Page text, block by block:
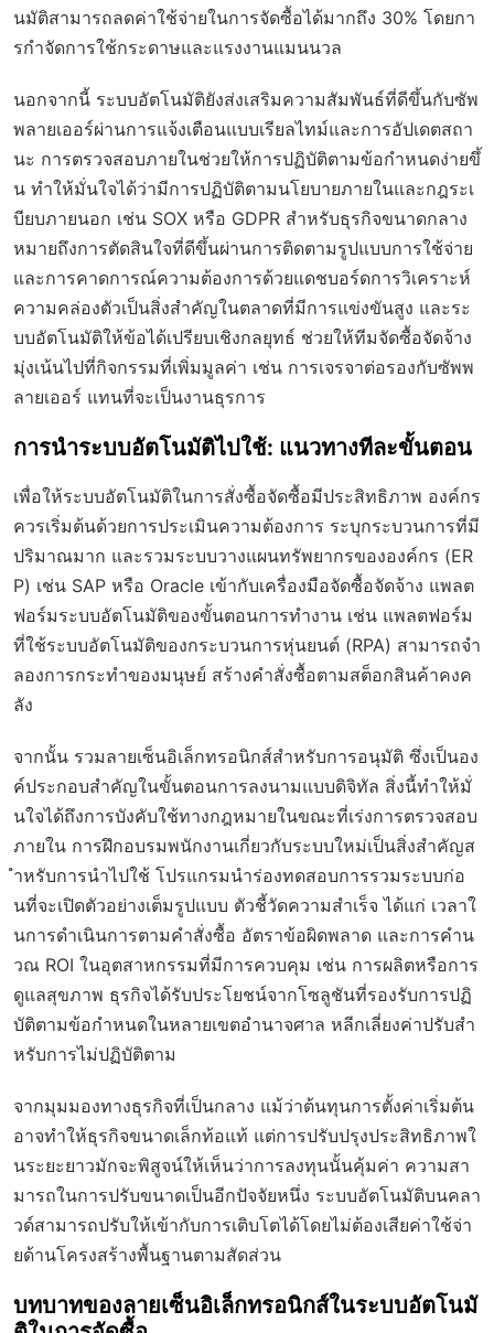
นมัติสามารถลดค่าใช้จ่ายในการจัดซื้อได้มากถึง 30% โดยกา
รกำจัดการใช้กระดาษและแรงงานแมนนวล
นอกจากนี้ ระบบอัตโนมัติยังส่งเสริมความสัมพันธ์ที่ดีขึ้นกับซัพ
พลายเออร์ผ่านการแจ้งเตือนแบบเรียลไทม์และการอัปเดตสถา
นะ การตรวจสอบภายในช่วยให้การปฏิบัติตามข้อกำหนดง่ายขึ้
น ทำให้มั่นใจได้ว่ามีการปฏิบัติตามนโยบายภายในและกฎระเ
บียบภายนอก เช่น SOX หรือ GDPR สำหรับธุรกิจขนาดกลาง
หมายถึงการตัดสินใจที่ดีขึ้นผ่านการติดตามรูปแบบการใช้จ่าย
และการคาดการณ์ความต้องการด้วยแดชบอร์ดการวิเคราะห์
ความคล่องตัวเป็นสิ่งสำคัญในตลาดที่มีการแข่งขันสูง และระ
บบอัตโนมัติให้ข้อได้เปรียบเชิงกลยุทธ์ ช่วยให้ทีมจัดซื้อจัดจ้าง
มุ่งเน้นไปที่กิจกรรมที่เพิ่มมูลค่า เช่น การเจรจาต่อรองกับซัพพ
ลายเออร์ แทนที่จะเป็นงานธุรการ
การนำระบบอัตโนมัติไปใช้: แนวทางทีละขั้นตอน
เพื่อให้ระบบอัตโนมัติในการสั่งซื้อจัดซื้อมีประสิทธิภาพ องค์กร
ควรเริ่มต้นด้วยการประเมินความต้องการ ระบุกระบวนการที่มี
ปริมาณมาก และรวมระบบวางแผนทรัพยากรขององค์กร (ER
P) เช่น SAP หรือ Oracle เข้ากับเครื่องมือจัดซื้อจัดจ้าง แพลต
ฟอร์มระบบอัตโนมัติของขั้นตอนการทำงาน เช่น แพลตฟอร์ม
ที่ใช้ระบบอัตโนมัติของกระบวนการหุ่นยนต์ (RPA) สามารถจำ
ลองการกระทำของมนุษย์ สร้างคำสั่งซื้อตามสต็อกสินค้าคงค
ลัง
จากนั้น รวมลายเซ็นอิเล็กทรอนิกส์สำหรับการอนุมัติ ซึ่งเป็นอง
ค์ประกอบสำคัญในขั้นตอนการลงนามแบบดิจิทัล สิ่งนี้ทำให้มั่
นใจได้ถึงการบังคับใช้ทางกฎหมายในขณะที่เร่งการตรวจสอบ
ภายใน การฝึกอบรมพนักงานเกี่ยวกับระบบใหม่เป็นสิ่งสำคัญส
ำหรับการนำไปใช้ โปรแกรมนำร่องทดสอบการรวมระบบก่อ
นที่จะเปิดตัวอย่างเต็มรูปแบบ ตัวชี้วัดความสำเร็จ ได้แก่ เวลาใ
นการดำเนินการตามคำสั่งซื้อ อัตราข้อผิดพลาด และการคำน
วณ ROI ในอุตสาหกรรมที่มีการควบคุม เช่น การผลิตหรือการ
ดูแลสุขภาพ ธุรกิจได้รับประโยชน์จากโซลูชันที่รองรับการปฏิ
บัติตามข้อกำหนดในหลายเขตอำนาจศาล หลีกเลี่ยงค่าปรับสำ
หรับการไม่ปฏิบัติตาม
จากมุมมองทางธุรกิจที่เป็นกลาง แม้ว่าต้นทุนการตั้งค่าเริ่มต้น
อาจทำให้ธุรกิจขนาดเล็กท้อแท้ แต่การปรับปรุงประสิทธิภาพใ
นระยะยาวมักจะพิสูจน์ให้เห็นว่าการลงทุนนั้นคุ้มค่า ความสา
มารถในการปรับขนาดเป็นอีกปัจจัยหนึ่ง ระบบอัตโนมัติบนคลา
วด์สามารถปรับให้เข้ากับการเติบโตได้โดยไม่ต้องเสียค่าใช้จ่า
ยด้านโครงสร้างพื้นฐานตามสัดส่วน
บทบาทของลายเซ็นอิเล็กทรอนิกส์ในระบบอัตโนมั